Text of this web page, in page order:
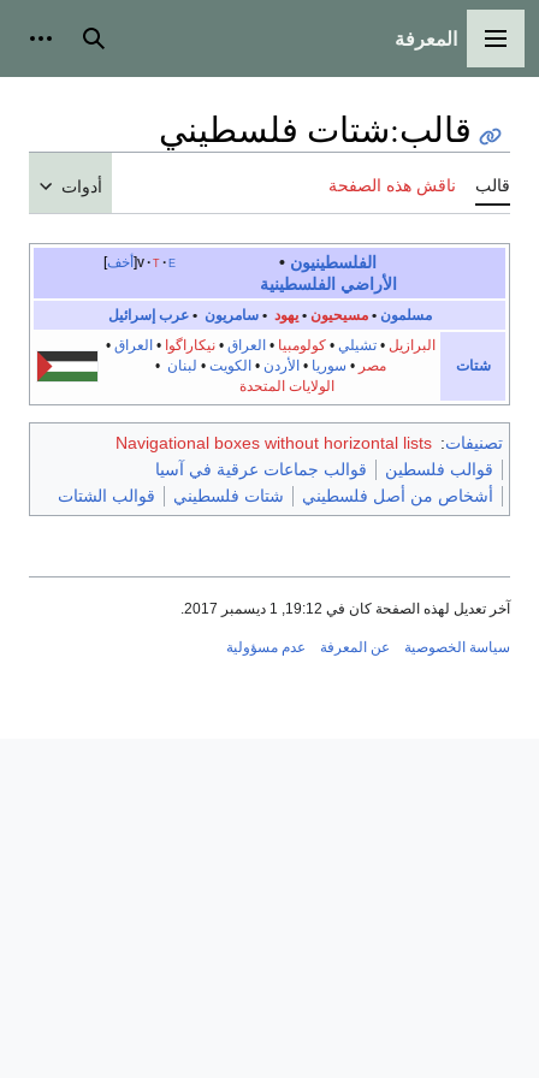
القائمة الرئيسية
المعرفة بحث
قالب:شتات فلسطيني
قالب ناقش هذه الصفحة أدوات
أخف v t e الفلسطينيون •
الأراضي الفلسطينية
مسلمون •مسيحيون •يهود •سامريون •عرب إسرائيل
شتات
البرازيل • تشيلي • كولومبيا • العراق • نيكاراگوا • العراق •
مصر • سوريا • الأردن • الكويت • لبنان •
الولايات المتحدة
تصنيفات:
Navigational boxes without horizontal lists
قوالب فلسطين
قوالب جماعات عرقية في آسيا
أشخاص من أصل فلسطيني
شتات فلسطيني قوالب الشتات
آخر تعديل لهذه الصفحة كان في 19:12, 1 ديسمبر 2017.
سياسة الخصوصية عن المعرفة عدم مسؤولية